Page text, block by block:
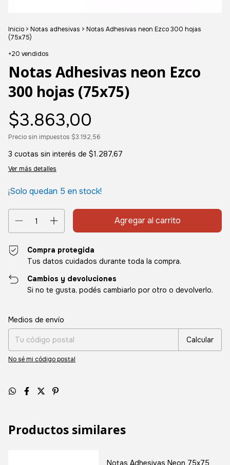
Inicio > Notas adhesivas > Notas Adhesivas neon Ezco 300 hojas
(75x75)
+20 vendidos
Notas Adhesivas neon Ezco
300 hojas (75x75)
$3.863,00
Precio sin impuestos $3.192,56
3 cuotas sin interés de $1.287,67
Ver más detalles
¡Solo quedan 5 en stock!
Compra protegida
Tus datos cuidados durante toda la compra.
Cambios y devoluciones
Si no te gusta, podés cambiarlo por otro o devolverlo.
Entregas para el CP:
Medios de envío
Calcular
No sé mi código postal
Productos similares
Notas Adhesivas Neon 75x75